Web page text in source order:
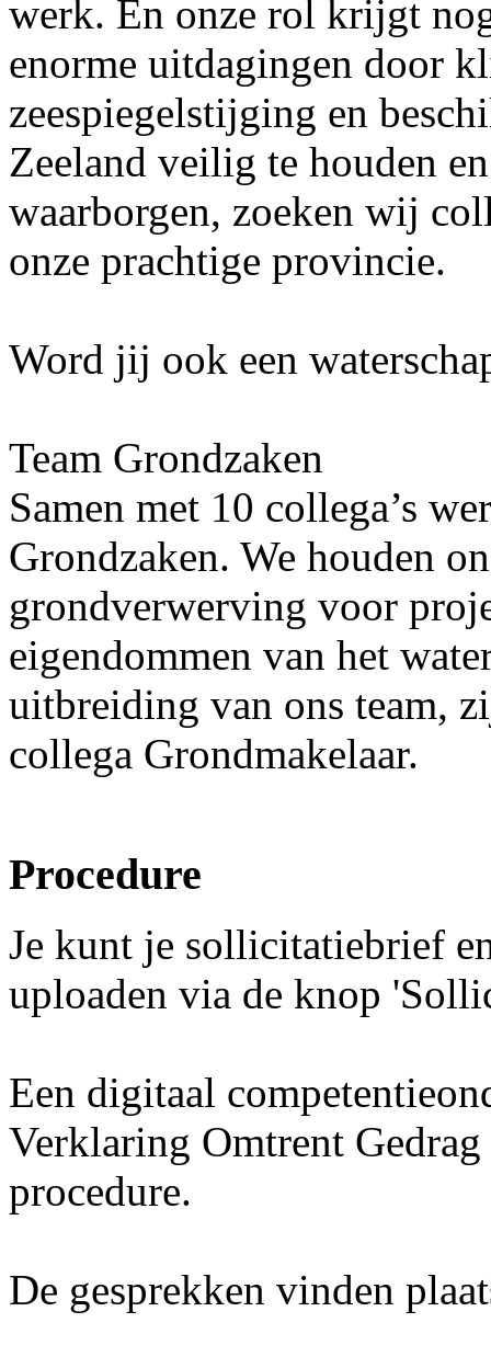
werk. En onze rol krijgt
enorme uitdagingen door
zeespiegelstijging en
Zeeland veilig te houden
waarborgen, zoeken wij
onze prachtige provincie.
Word jij ook een
Team Grondzaken
Samen met 10 collega’s
Grondzaken. We houden
grondverwerving voor
eigendommen van het
uitbreiding van ons team,
collega Grondmakelaar.
Procedure
Je kunt je sollicitatiebrief
uploaden via de knop
Een digitaal
Verklaring Omtrent
procedure.
De gesprekken vinden